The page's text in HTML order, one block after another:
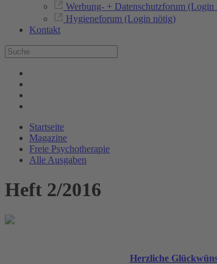
Werbung- + Datenschutzforum (Login
Hygieneforum (Login nötig)
Kontakt
Startseite
Magazine
Freie Psychotherapie
Alle Ausgaben
Heft 2/2016
Herzliche